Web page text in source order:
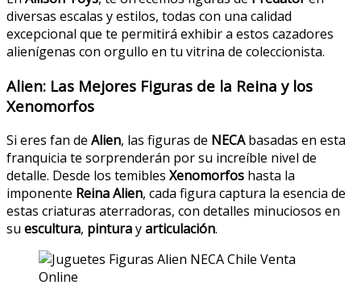
diversas escalas y estilos, todas con una calidad
excepcional que te permitirá exhibir a estos cazadores
alienígenas con orgullo en tu vitrina de coleccionista.
Alien: Las Mejores Figuras de la Reina y los
Xenomorfos
Si eres fan de Alien, las figuras de NECAbasadas en esta
franquicia te sorprenderán por su increíble nivel de
detalle. Desde los temibles Xenomorfos hasta la
imponente Reina Alien, cada figura captura la esencia de
estas criaturas aterradoras, con detalles minuciosos en
su escultura, pinturayarticulación.